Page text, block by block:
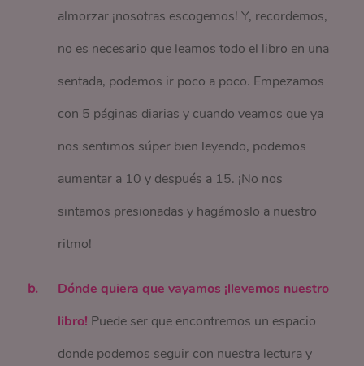
almorzar ¡nosotras escogemos! Y, recordemos,
no es necesario que leamos todo el libro en una
sentada, podemos ir poco a poco. Empezamos
con 5 páginas diarias y cuando veamos que ya
nos sentimos súper bien leyendo, podemos
aumentar a 10 y después a 15. ¡No nos
sintamos presionadas y hagámoslo a nuestro
ritmo!
Dónde quiera que vayamos ¡llevemos nuestro
libro! Puede ser que encontremos un espacio
donde podemos seguir con nuestra lectura y